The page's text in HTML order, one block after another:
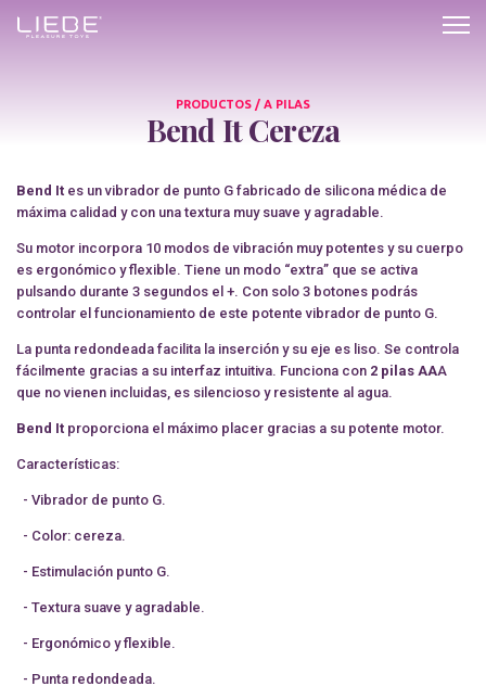
Bend
PRODUCTOS / A PILAS
Bend It Cereza
Bend It es un vibrador de punto G fabricado de silicona médica de
máxima calidad y con una textura muy suave y agradable.
Su motor incorpora 10 modos de vibración muy potentes y su cuerpo
es ergonómico y flexible. Tiene un modo “extra” que se activa
pulsando durante 3 segundos el +. Con solo 3 botones podrás
controlar el funcionamiento de este potente vibrador de punto G.
La punta redondeada facilita la inserción y su eje es liso. Se controla
fácilmente gracias a su interfaz intuitiva. Funciona con 2 pilas AAA
que no vienen incluidas, es silencioso y resistente al agua.
Bend It proporciona el máximo placer gracias a su potente motor.
Características:
- Vibrador de punto G.
- Color: cereza.
- Estimulación punto G.
- Textura suave y agradable.
- Ergonómico y flexible.
- Punta redondeada.